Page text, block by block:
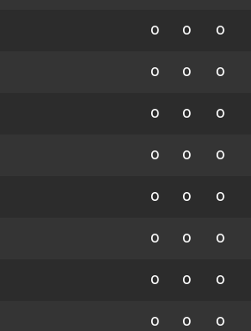
0 0 0
0 0 0
0 0 0
0 0 0
0 0 0
0 0 0
0 0 0
0 0 0